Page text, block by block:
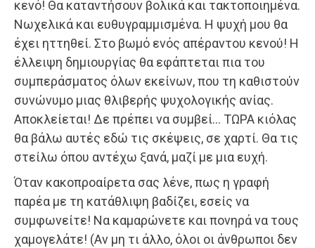
κενό! Θα καταντήσουν βολικά και τακτοποιημένα.
Νωχελικά και ευθυγραμμισμένα. Η ψυχή μου θα
έχει ηττηθεί. Στο βωμό ενός απέραντου κενού! Η
έλλειψη δημιουργίας θα εφάπτεται πια του
συμπεράσματος όλων εκείνων, που τη καθιστούν
συνώνυμο μιας θλιβερής ψυχολογικής ανίας.
Αποκλείεται! Δε πρέπει να συμβεί… ΤΩΡΑ κιόλας
θα βάλω αυτές εδώ τις σκέψεις, σε χαρτί. Θα τις
στείλω όπου αντέχω ξανά, μαζί με μια ευχή.
Όταν κακοπροαίρετα σας λένε, πως η γραφή
παρέα με τη κατάθλιψη βαδίζει, εσείς να
συμφωνείτε! Να καμαρώνετε και πονηρά να τους
χαμογελάτε! (Αν μη τι άλλο, όλοι οι άνθρωποι δεν